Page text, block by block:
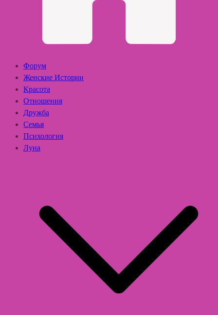
Форум
Женские Истории
Красота
Отношения
Дружба
Семья
Психология
Луна